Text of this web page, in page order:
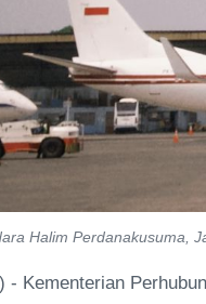
Halim Perdanakusuma,
- Kementerian